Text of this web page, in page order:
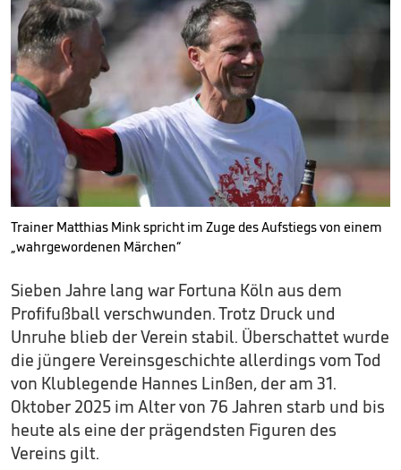
Trainer Matthias Mink spricht im Zuge des Aufstiegs von einem
„wahrgewordenen Märchen“
Sieben Jahre lang war Fortuna Köln aus dem
Profifußball verschwunden. Trotz Druck und
Unruhe blieb der Verein stabil. Überschattet wurde
die jüngere Vereinsgeschichte allerdings vom Tod
von Klublegende Hannes Linßen, der am 31.
Oktober 2025 im Alter von 76 Jahren starb und bis
heute als eine der prägendsten Figuren des
Vereins gilt.